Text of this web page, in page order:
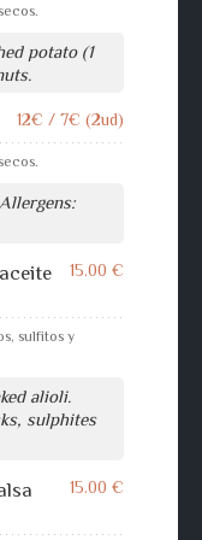
potato (1
12€ / 7€ (2ud)
15.00 €
sulfitos y
alioli.
sulphites
15.00 €